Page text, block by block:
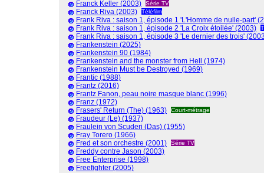
Franck Keller (2003)
Série TV
Franck Riva (2003) Téléfilm
Frank Riva : saison 1, épisode 1 'L'Homme de nulle-part'
Frank Riva : saison 1, épisode 2 'La Croix étoilée' (2003)
Frank Riva : saison 1, épisode 3 'Le dernier des trois'
Frankenstein (2025)
Frankenstein 90 (1984)
Frankenstein and the monster from Hell (1974)
Frankenstein Must be Destroyed (1969)
Frantic (1988)
Frantz (2016)
Frantz Fanon, peau noire masque blanc (1996)
Franz (1972)
Frasers' Return (The) (1963)
Court-métrage
Fraudeur (Le) (1937)
Fraulein von Scuderi (Das) (1955)
Fray Torero (1966)
Fred et son orchestre (2001)
Série TV
Freddy contre Jason (2003)
Free Enterprise (1998)
Freefighter (2005)